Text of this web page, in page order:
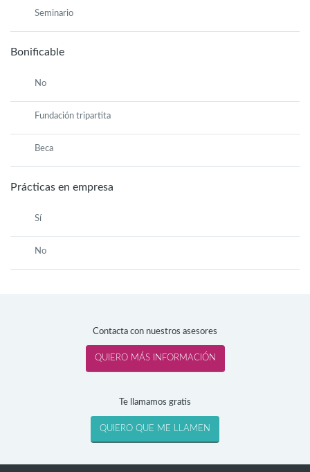
Seminario
Bonificable
No
Fundación tripartita
Beca
Prácticas en empresa
Sí
No
Contacta con nuestros asesores
Te llamamos gratis